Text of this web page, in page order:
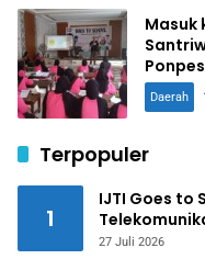
Masuk
Santriwati Ketrampilan
Daerah
Terpopuler
1
IJTI Goes to
Jurnalistik
27 Juli 2026